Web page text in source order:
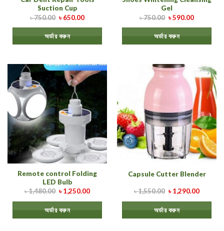
Suction Cup
৳750.00 ৳650.00
অর্ডার করুন
Gel
৳750.00 ৳590.00
অর্ডার করুন
Remote control Folding
LED Bulb
৳1,480.00 ৳1,250.00
অর্ডার করুন
Capsule Cutter Blender
৳1,550.00 ৳1,290.00
অর্ডার করুন